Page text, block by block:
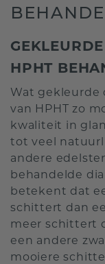
HPHT
Wat gekleurde
van HPHT zo
kwaliteit in
tot veel
andere
behandelde
betekent dat
schittert dan
meer schittert
een andere
mooiere